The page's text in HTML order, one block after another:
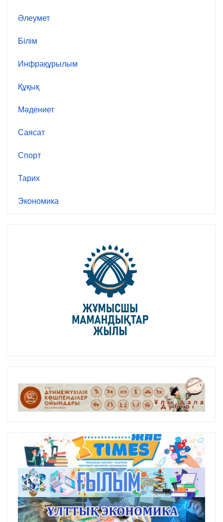
Әлеумет
Білім
Инфрақұрылым
Құқық
Мәдениет
Саясат
Спорт
Тарих
Экономика